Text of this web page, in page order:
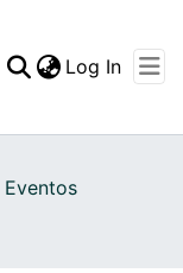
Log In
Eventos